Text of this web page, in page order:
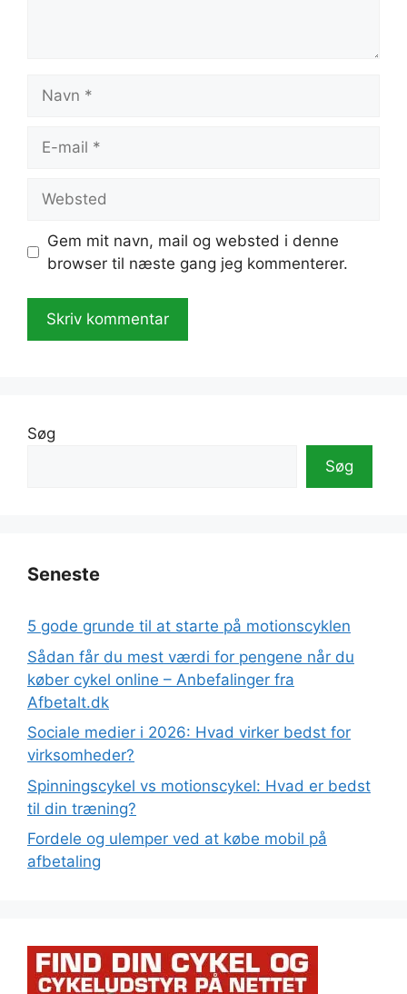
mail
Gem mit navn, mail og websted i denne
browser til næste gang jeg kommenterer.
e
v
Søg
Søg
Seneste
5 gode grunde til at starte på motionscyklen
Sådan får du mest værdi for pengene når du
køber cykel online – Anbefalinger fra
Afbetalt.dk
Sociale medier i 2026: Hvad virker bedst for
virksomheder?
Spinningscykel vs motionscykel: Hvad er bedst
til din træning?
Fordele og ulemper ved at købe mobil på
afbetaling